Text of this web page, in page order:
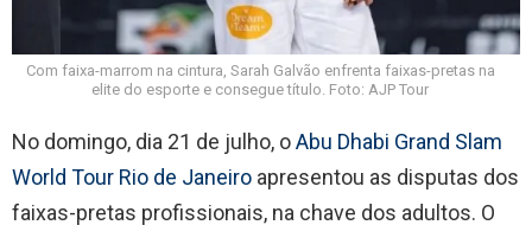
Com faixa-marrom na cintura, Sarah Galvão enfrenta faixas-pretas na
elite do esporte e consegue título. Foto: AJP Tour
No domingo, dia 21 de julho, oAbu Dhabi Grand Slam
World Tour Rio de Janeiro apresentou as disputas dos
faixas-pretas profissionais, na chave dos adultos. O